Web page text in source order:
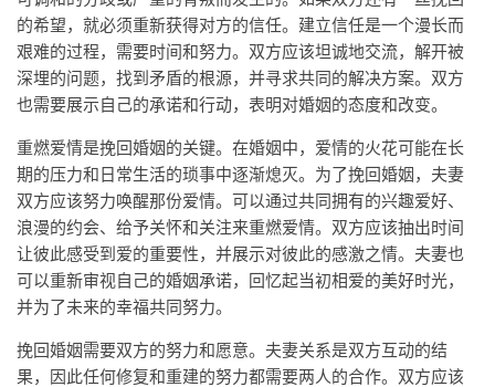
的希望，就必须重新获得对方的信任。建立信任是一个漫长而
艰难的过程，需要时间和努力。双方应该坦诚地交流，解开被
深埋的问题，找到矛盾的根源，并寻求共同的解决方案。双方
也需要展示自己的承诺和行动，表明对婚姻的态度和改变。
重燃爱情是挽回婚姻的关键。在婚姻中，爱情的火花可能在长
期的压力和日常生活的琐事中逐渐熄灭。为了挽回婚姻，夫妻
双方应该努力唤醒那份爱情。可以通过共同拥有的兴趣爱好、
浪漫的约会、给予关怀和关注来重燃爱情。双方应该抽出时间
让彼此感受到爱的重要性，并展示对彼此的感激之情。夫妻也
可以重新审视自己的婚姻承诺，回忆起当初相爱的美好时光，
并为了未来的幸福共同努力。
挽回婚姻需要双方的努力和愿意。夫妻关系是双方互动的结
果，因此任何修复和重建的努力都需要两人的合作。双方应该